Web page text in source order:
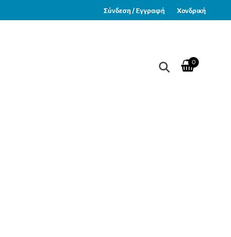
Σύνδεση / Εγγραφή Χονδρική
0